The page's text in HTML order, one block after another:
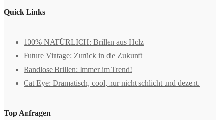
Quick Links
100% NATÜRLICH: Brillen aus Holz
Future Vintage: Zurück in die Zukunft
Randlose Brillen: Immer im Trend!
Cat Eye: Dramatisch, cool, nur nicht schlicht und dezent.
Top Anfragen